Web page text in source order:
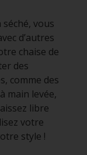
vous
d’autres
chaise de
des
comme des
main levée,
libre
votre
style !